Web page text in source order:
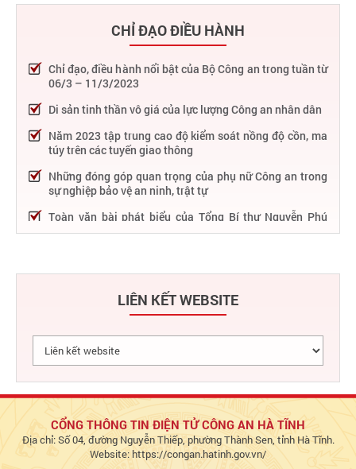
CHỈ ĐẠO ĐIỀU HÀNH
Chỉ đạo, điều hành nổi bật của Bộ Công an trong tuần từ
06/3 – 11/3/2023
Di sản tinh thần vô giá của lực lượng Công an nhân dân
Năm 2023 tập trung cao độ kiểm soát nồng độ cồn, ma
túy trên các tuyến giao thông
Những đóng góp quan trọng của phụ nữ Công an trong
sự nghiệp bảo vệ an ninh, trật tự
Toàn văn bài phát biểu của Tổng Bí thư Nguyễn Phú
Trọng tại Lễ kỷ niệm 75 năm Công an nhân dân học tập,
75 năm thực hiện Sáu điều Bác Hồ dạy - Lực lượng Công
quên thân, vì dân phục vụ"
27/2 – 04/3/2023
Phát huy thành tựu 50 năm phát triển công nghệ thông
tin trong Công an nhân dân
phần thúc đẩy phát triển kinh tế - xã hội
Chủ động bảo đảm an ninh, an toàn hệ thống thông tin,
đáp ứng yêu cầu triển khai Đề án 06 và dịch vụ công Bộ
LIÊN KẾT WEBSITE
CỔNG THÔNG TIN ĐIỆN TỬ CÔNG AN HÀ TĨNH
Địa chỉ: Số 04, đường Nguyễn Thiếp, phường Thành Sen, tỉnh Hà Tĩnh.
Website: https://congan.hatinh.gov.vn/